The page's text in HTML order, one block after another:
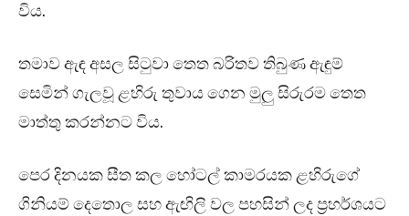
විය.
තමාව ඇඳ අසල සිටුවා තෙත බරිතව තිබුණ ඇඳුම්
සෙමින් ගැලවූ ළහිරු තුවාය ගෙන මුලු සිරුරම තෙත
මාත්තු කරන්නට විය.
පෙර දිනයක සීත කල හෝටල් කාමරයක ළහිරුගේ
ගිනියම් දෙතොල සහ ඇඟිලි වල පහසින් ලද ප්‍රහර්ශයට